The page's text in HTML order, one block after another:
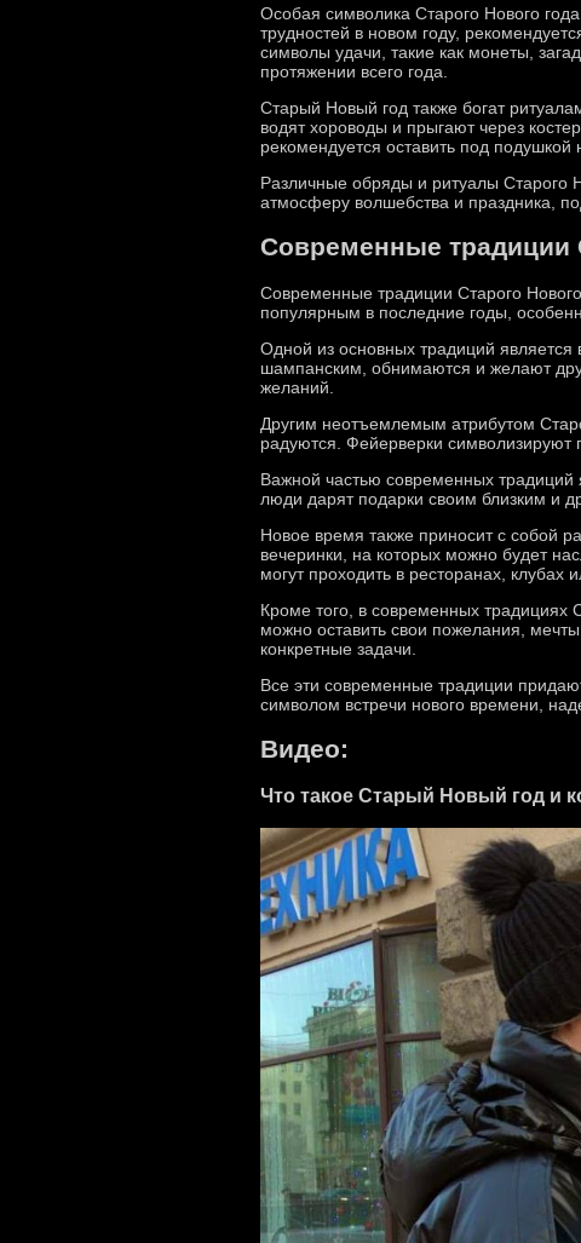
Особая символика Старого Нового
трудностей в новом году,
символы удачи, такие как монеты,
протяжении всего года.
Старый Новый год также богат
водят хороводы и прыгают через
рекомендуется оставить под
Различные обряды и ритуалы Старого
атмосферу волшебства и праздника,
Современные традиции
Современные традиции Старого
популярным в последние годы,
Одной из основных традиций
шампанским, обнимаются и желают
желаний.
Другим неотъемлемым атрибутом
радуются. Фейерверки
Важной частью современных
люди дарят подарки своим близким и
Новое время также приносит с собой
вечеринки, на которых можно будет
могут проходить в ресторанах, клубах
Кроме того, в современных
можно оставить свои пожелания,
конкретные задачи.
Все эти современные традиции
символом встречи нового времени,
Видео:
Что такое Старый Новый год и